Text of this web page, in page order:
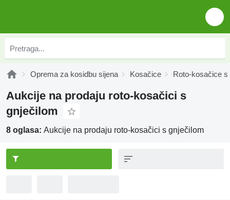
Oprema za kosidbu sijena Kosačice Roto-kosačice s
Aukcije na prodaju roto-kosačici s
gnječilom
8 oglasa: Aukcije na prodaju roto-kosačici s gnječilom